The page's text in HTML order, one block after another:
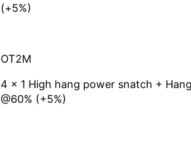
(+5%)
OT2M
4 x 1 High hang power snatch +
@60% (+5%)